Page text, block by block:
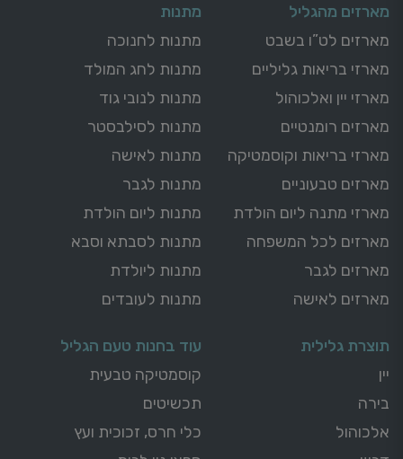
מארזים מהגליל
מארזים לט”ו בשבט
מארזי בריאות גליליים
מארזי יין ואלכוהול
מארזים רומנטיים
מארזי בריאות וקוסמטיקה
מארזים טבעוניים
מארזי מתנה ליום הולדת
מארזים לכל המשפחה
מארזים לגבר
מארזים לאישה
מתנות
מתנות לחנוכה
מתנות לחג המולד
מתנות לנובי גוד
מתנות לסילבסטר
מתנות לאישה
מתנות לגבר
מתנות ליום הולדת
מתנות לסבתא וסבא
מתנות ליולדת
מתנות לעובדים
תוצרת גלילית
יין
בירה
אלכוהול
עוד בחנות טעם הגליל
קוסמטיקה טבעית
תכשיטים
כלי חרס, זכוכית ועץ